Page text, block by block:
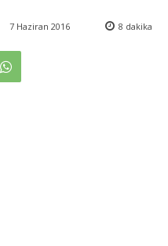
7 Haziran 2016 8 dakika